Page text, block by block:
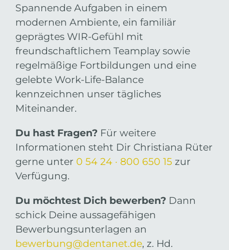
Spannende Aufgaben in einem
modernen Ambiente, ein familiär
geprägtes WIR-Gefühl mit
freundschaftlichem Teamplay sowie
regelmäßige Fortbildungen und eine
gelebte Work-Life-Balance
kennzeichnen unser tägliches
Miteinander.
Du hast Fragen? Für weitere
Informationen steht Dir Christiana Rüter
gerne unter 0 54 24 · 800 650 15 zur
Verfügung.
Du möchtest Dich bewerben? Dann
schick Deine aussagefähigen
Bewerbungsunterlagen an
bewerbung@dentanet.de, z. Hd.